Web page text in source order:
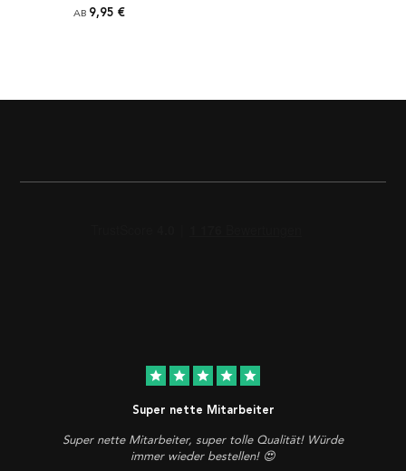
AB 9,95 €
star star star star star
Super nette Mitarbeiter
Super nette Mitarbeiter, super tolle Qualität! Würde
immer wieder bestellen! 😍